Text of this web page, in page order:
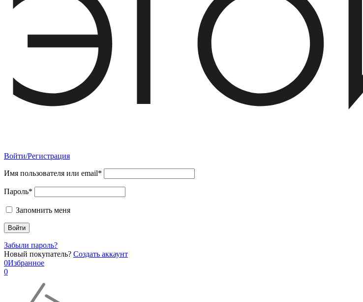
Войти/Регистрация
Имя пользователя или email*
Пароль*
Запомнить меня
Забыли пароль?
Новый покупатель? Создать аккаунт
0Избранное
0